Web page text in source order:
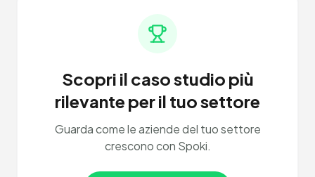
Scopri il caso studio più
rilevante per il tuo settore
Guarda come le aziende del tuo settore
crescono con Spoki.